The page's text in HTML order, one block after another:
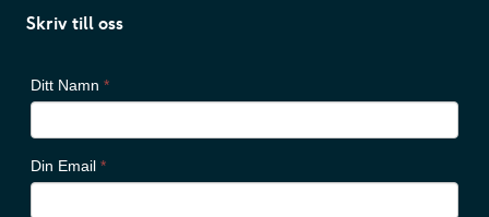
Skriv till oss